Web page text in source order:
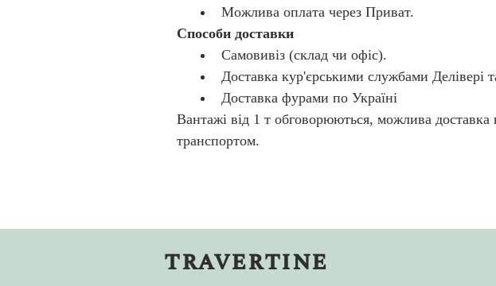
Можлива оплата через Приват.
Способи доставки
Самовивіз (склад чи офіс).
Доставка кур'єрськими службами Делівері
Доставка фурами по Україні
Вантажі від 1 т обговорюються, можлива
транспортом.
travertine